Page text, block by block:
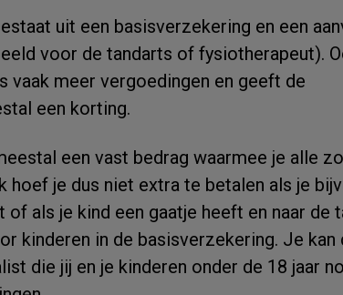
uit een basisverzekering en een
voor de tandarts of fysiotherapeut).
vaak meer vergoedingen en geeft de
een korting.
een vast bedrag waarmee je alle
hoef je dus niet extra te betalen als je
of als je kind een gaatje heeft en naar de
kinderen in de basisverzekering. Je kan
die jij en je kinderen onder de 18 jaar